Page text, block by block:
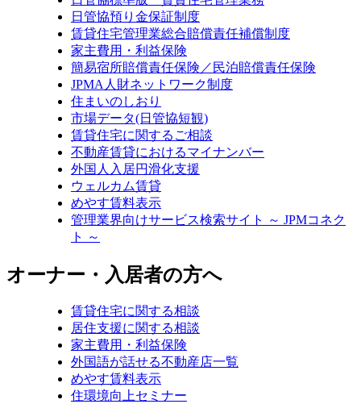
日管協預り金保証制度
賃貸住宅管理業総合賠償責任補償制度
家主費用・利益保険
簡易宿所賠償責任保険／民泊賠償責任保険
JPMA人財ネットワーク制度
住まいのしおり
市場データ(日管協短観)
賃貸住宅に関するご相談
不動産賃貸におけるマイナンバー
外国人入居円滑化支援
ウェルカム賃貸
めやす賃料表示
管理業界向けサービス検索サイト ～ JPMコネク
ト ～
オーナー・入居者の方へ
賃貸住宅に関する相談
居住支援に関する相談
家主費用・利益保険
外国語が話せる不動産店一覧
めやす賃料表示
住環境向上セミナー